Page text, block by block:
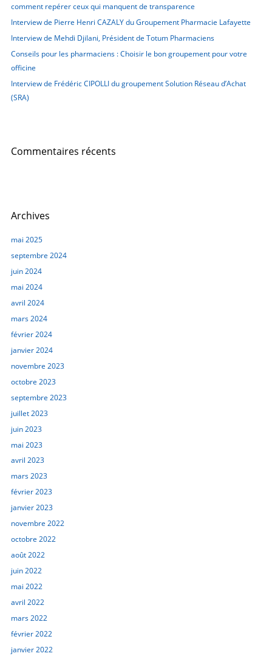
h
e
r
comment repérer ceux qui manquent de transparence
Interview de Pierre Henri CAZALY du Groupement Pharmacie Lafayette
Interview de Mehdi Djilani, Président de Totum Pharmaciens
Conseils pour les pharmaciens : Choisir le bon groupement pour votre
officine
Interview de Frédéric CIPOLLI du groupement Solution Réseau d’Achat
(SRA)
Commentaires récents
Archives
mai 2025
septembre 2024
juin 2024
mai 2024
avril 2024
mars 2024
février 2024
janvier 2024
novembre 2023
octobre 2023
septembre 2023
juillet 2023
juin 2023
mai 2023
avril 2023
mars 2023
février 2023
janvier 2023
novembre 2022
octobre 2022
août 2022
juin 2022
mai 2022
avril 2022
mars 2022
février 2022
janvier 2022